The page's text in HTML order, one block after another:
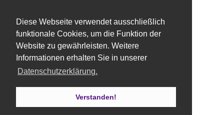
Diese Webseite verwendet ausschließlich
funktionale Cookies, um die Funktion der
Website zu gewährleisten. Weitere
Informationen erhalten Sie in unserer
Datenschutzerklärung.
Verstanden!